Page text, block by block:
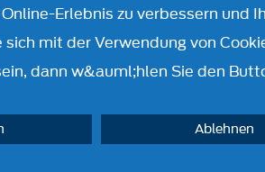
Erlebnis zu verbessern und
mit der Verwendung von
dann w&auml;hlen Sie den
Ablehnen